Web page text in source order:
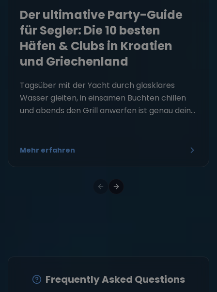
Der ultimative Party-Guide
für Segler: Die 10 besten
Häfen & Clubs in Kroatien
und Griechenland
Tagsüber mit der Yacht durch glasklares
Wasser gleiten, in einsamen Buchten chillen
und abends den Grill anwerfen ist genau dein...
Mehr erfahren
Frequently Asked Questions